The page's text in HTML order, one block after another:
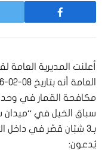
أعلنت المديرية العامة
مكافحة القمار في
سباق الخيل في “ميدان
بـ3 شبّان قصّر في داخل
يُدعون: